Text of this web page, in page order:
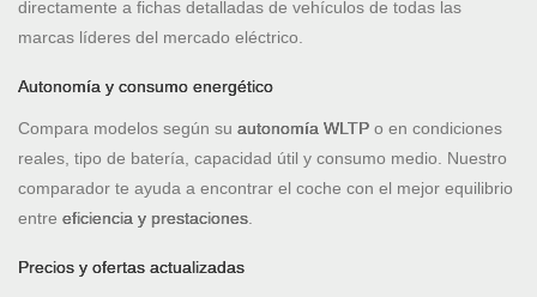
directamente a fichas detalladas de vehículos de todas las
marcas líderes del mercado eléctrico.
Autonomía y consumo energético
Compara modelos según su autonomía WLTP o en condiciones
reales, tipo de batería, capacidad útil y consumo medio. Nuestro
comparador te ayuda a encontrar el coche con el mejor equilibrio
entre eficiencia y prestaciones
Precios y ofertas actualizadas